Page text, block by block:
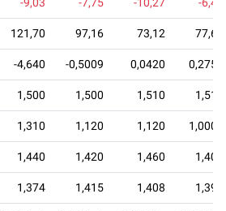
-9,03 -7,75 -10,27 -6,43
121,70 97,16 73,12 77,67
-4,640 -0,5009 0,0420 0,2751
1,500 1,500 1,510 1,510
1,310 1,120 1,120 1,0000
1,440 1,420 1,460 1,400
1,374 1,415 1,408 1,396